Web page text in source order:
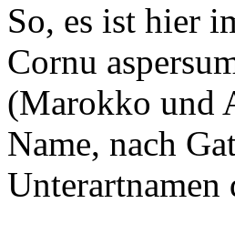
So, es ist hier
Cornu
(Marokko und
Name, nach
Unterartnamen